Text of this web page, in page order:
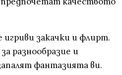
закачки и флирт.
разнообразие и
фантазията ви.